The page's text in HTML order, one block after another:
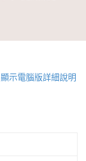
顯示電腦版詳細說明